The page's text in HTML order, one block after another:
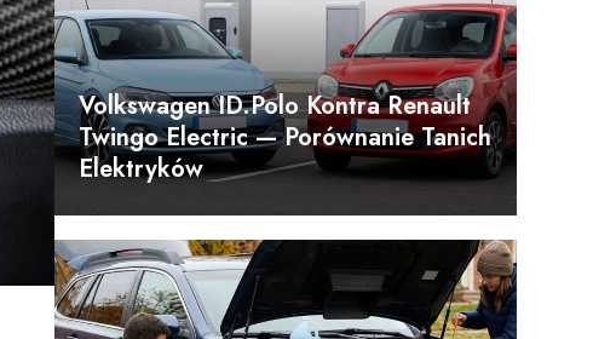
Volkswagen ID.Polo Kontra Renault
Twingo Electric — Porównanie Tanich
Elektryków